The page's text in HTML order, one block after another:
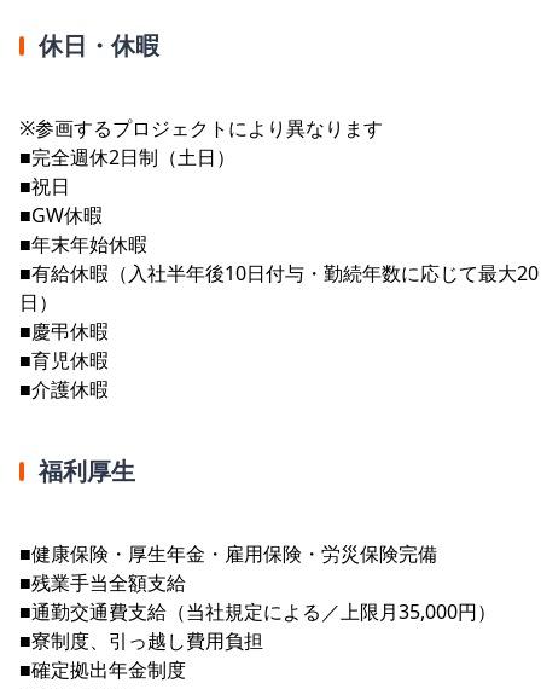
休日・休暇
※参画するプロジェクトにより異なります
■完全週休2日制（土日）
■祝日
■GW休暇
■年末年始休暇
■有給休暇（入社半年後10日付与・勤続年数に応じて最大20
日）
■慶弔休暇
■育児休暇
■介護休暇
福利厚生
■健康保険・厚生年金・雇用保険・労災保険完備
■残業手当全額支給
■通勤交通費支給（当社規定による／上限月35,000円）
■寮制度、引っ越し費用負担
■確定拠出年金制度